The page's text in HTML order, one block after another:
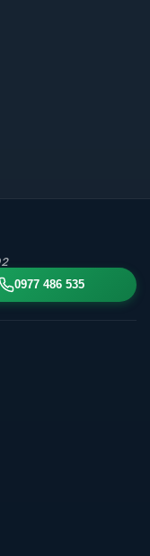
0977 486 535